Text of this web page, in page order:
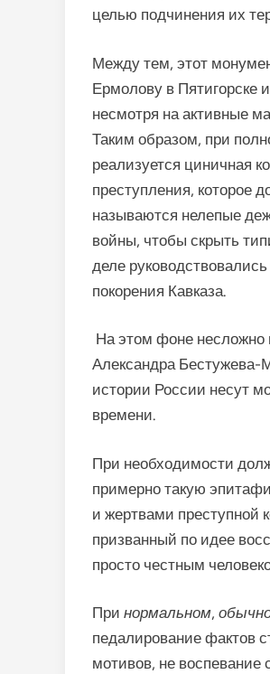
целью подчинения их
Между тем, этот
Ермолову в Пятигорске
несмотря на активные
Таким образом, при
реализуется циничная
преступления, которое
называются нелепые
войны, чтобы скрыть
деле
покорения Кавказа.
На этом фоне несложно
Александра Бестужева-
истории России несут
времени.
При необходимости
примерно такую
и жертвами преступной
призванный по идее
просто честным
При нормальном,
педалирование фактов
мотивов, не